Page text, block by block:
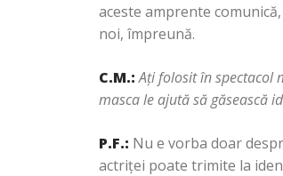
aceste amprente
noi, împreună.
C.M.:Aţi folosit în spectacol
masca le ajută să găsească
P.F.: Nu e vorba doar
actriţei poate trimite la